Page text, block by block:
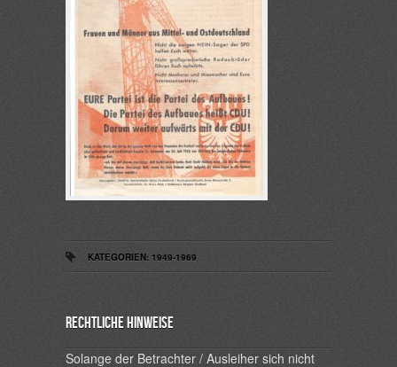
KATEGORIEN: 1949-1969
Rechtliche Hinweise
Solange der Betrachter / Ausleiher sich nicht